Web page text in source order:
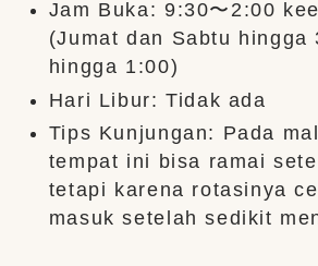
Jam Buka: 9:30〜2:00
(Jumat dan Sabtu hingga
hingga 1:00)
Hari Libur: Tidak ada
Tips Kunjungan: Pada
tempat ini bisa ramai
tetapi karena rotasinya
masuk setelah sedikit